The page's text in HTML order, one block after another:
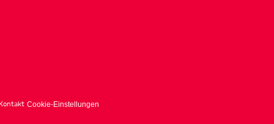
Cookie-Einstellungen